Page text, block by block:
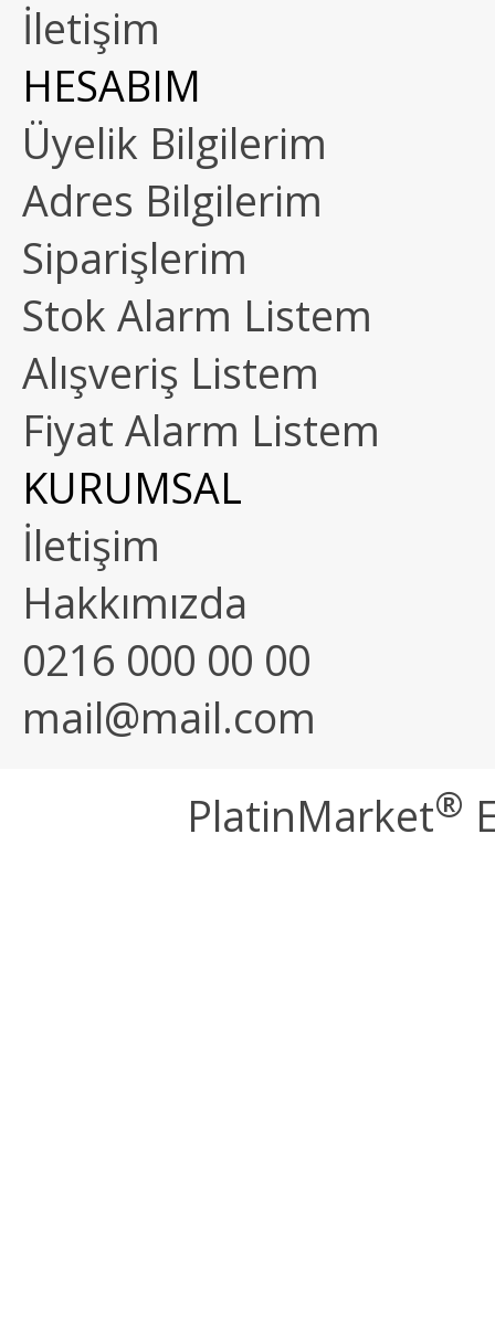
İletişim
HESABIM
Üyelik Bilgilerim
Adres Bilgilerim
Siparişlerim
Stok Alarm Listem
Alışveriş Listem
Fiyat Alarm Listem
KURUMSAL
İletişim
Hakkımızda
0216 000 00 00
mail@mail.com
PlatinMarket®